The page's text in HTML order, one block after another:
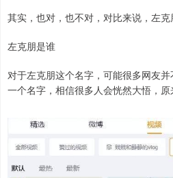
其实，也对，也不对，对比来说，左克
左克朋是谁
对于左克朋这个名字，可能很多网友
一个名字，相信很多人会恍然大悟，原